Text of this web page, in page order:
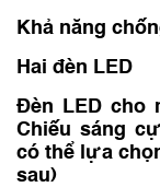
Khả năng
Hai đèn LED
Đèn LED cho
Chiếu sáng
có thể lựa
sau)